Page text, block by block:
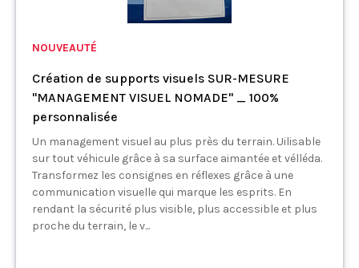
NOUVEAUTÉ
Création de supports visuels SUR-MESURE
"MANAGEMENT VISUEL NOMADE" _ 100%
personnalisée
Un management visuel au plus près du terrain. Uilisable
sur tout véhicule grâce à sa surface aimantée et vélléda.
Transformez les consignes en réflexes grâce à une
communication visuelle qui marque les esprits. En
rendant la sécurité plus visible, plus accessible et plus
proche du terrain, le v...